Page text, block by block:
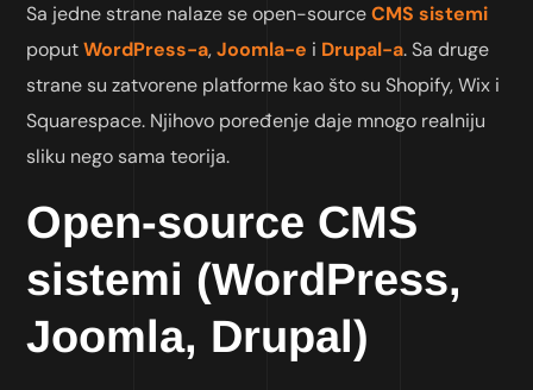
Sa jedne strane nalaze se open-sourceCMS sistemi
poputWordPress-a,Joomla-e i Drupal-a. Sa druge
strane su zatvorene platforme kao što su Shopify, Wix i
Squarespace. Njihovo poređenje daje mnogo realniju
sliku nego sama teorija.
Open-source CMS
sistemi (WordPress,
Joomla, Drupal)